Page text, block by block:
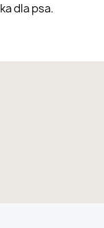
dla psa.